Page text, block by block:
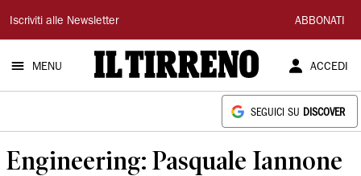
Il
Tirreno
Iscriviti alle Newsletter ABBONATI
MENU ACCEDI
SEGUICI SU DISCOVER
Engineering: Pasquale Iannone